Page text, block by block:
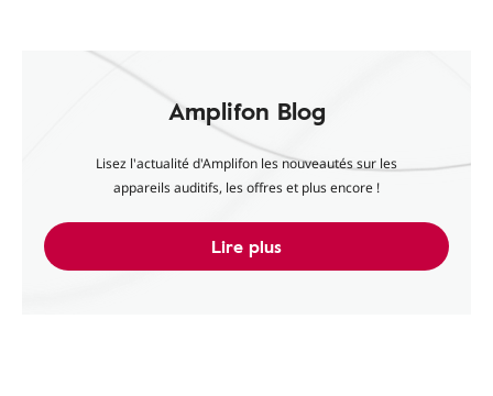
Amplifon Blog
Lisez l'actualité d'Amplifon les nouveautés sur les
appareils auditifs, les offres et plus encore !
Lire plus